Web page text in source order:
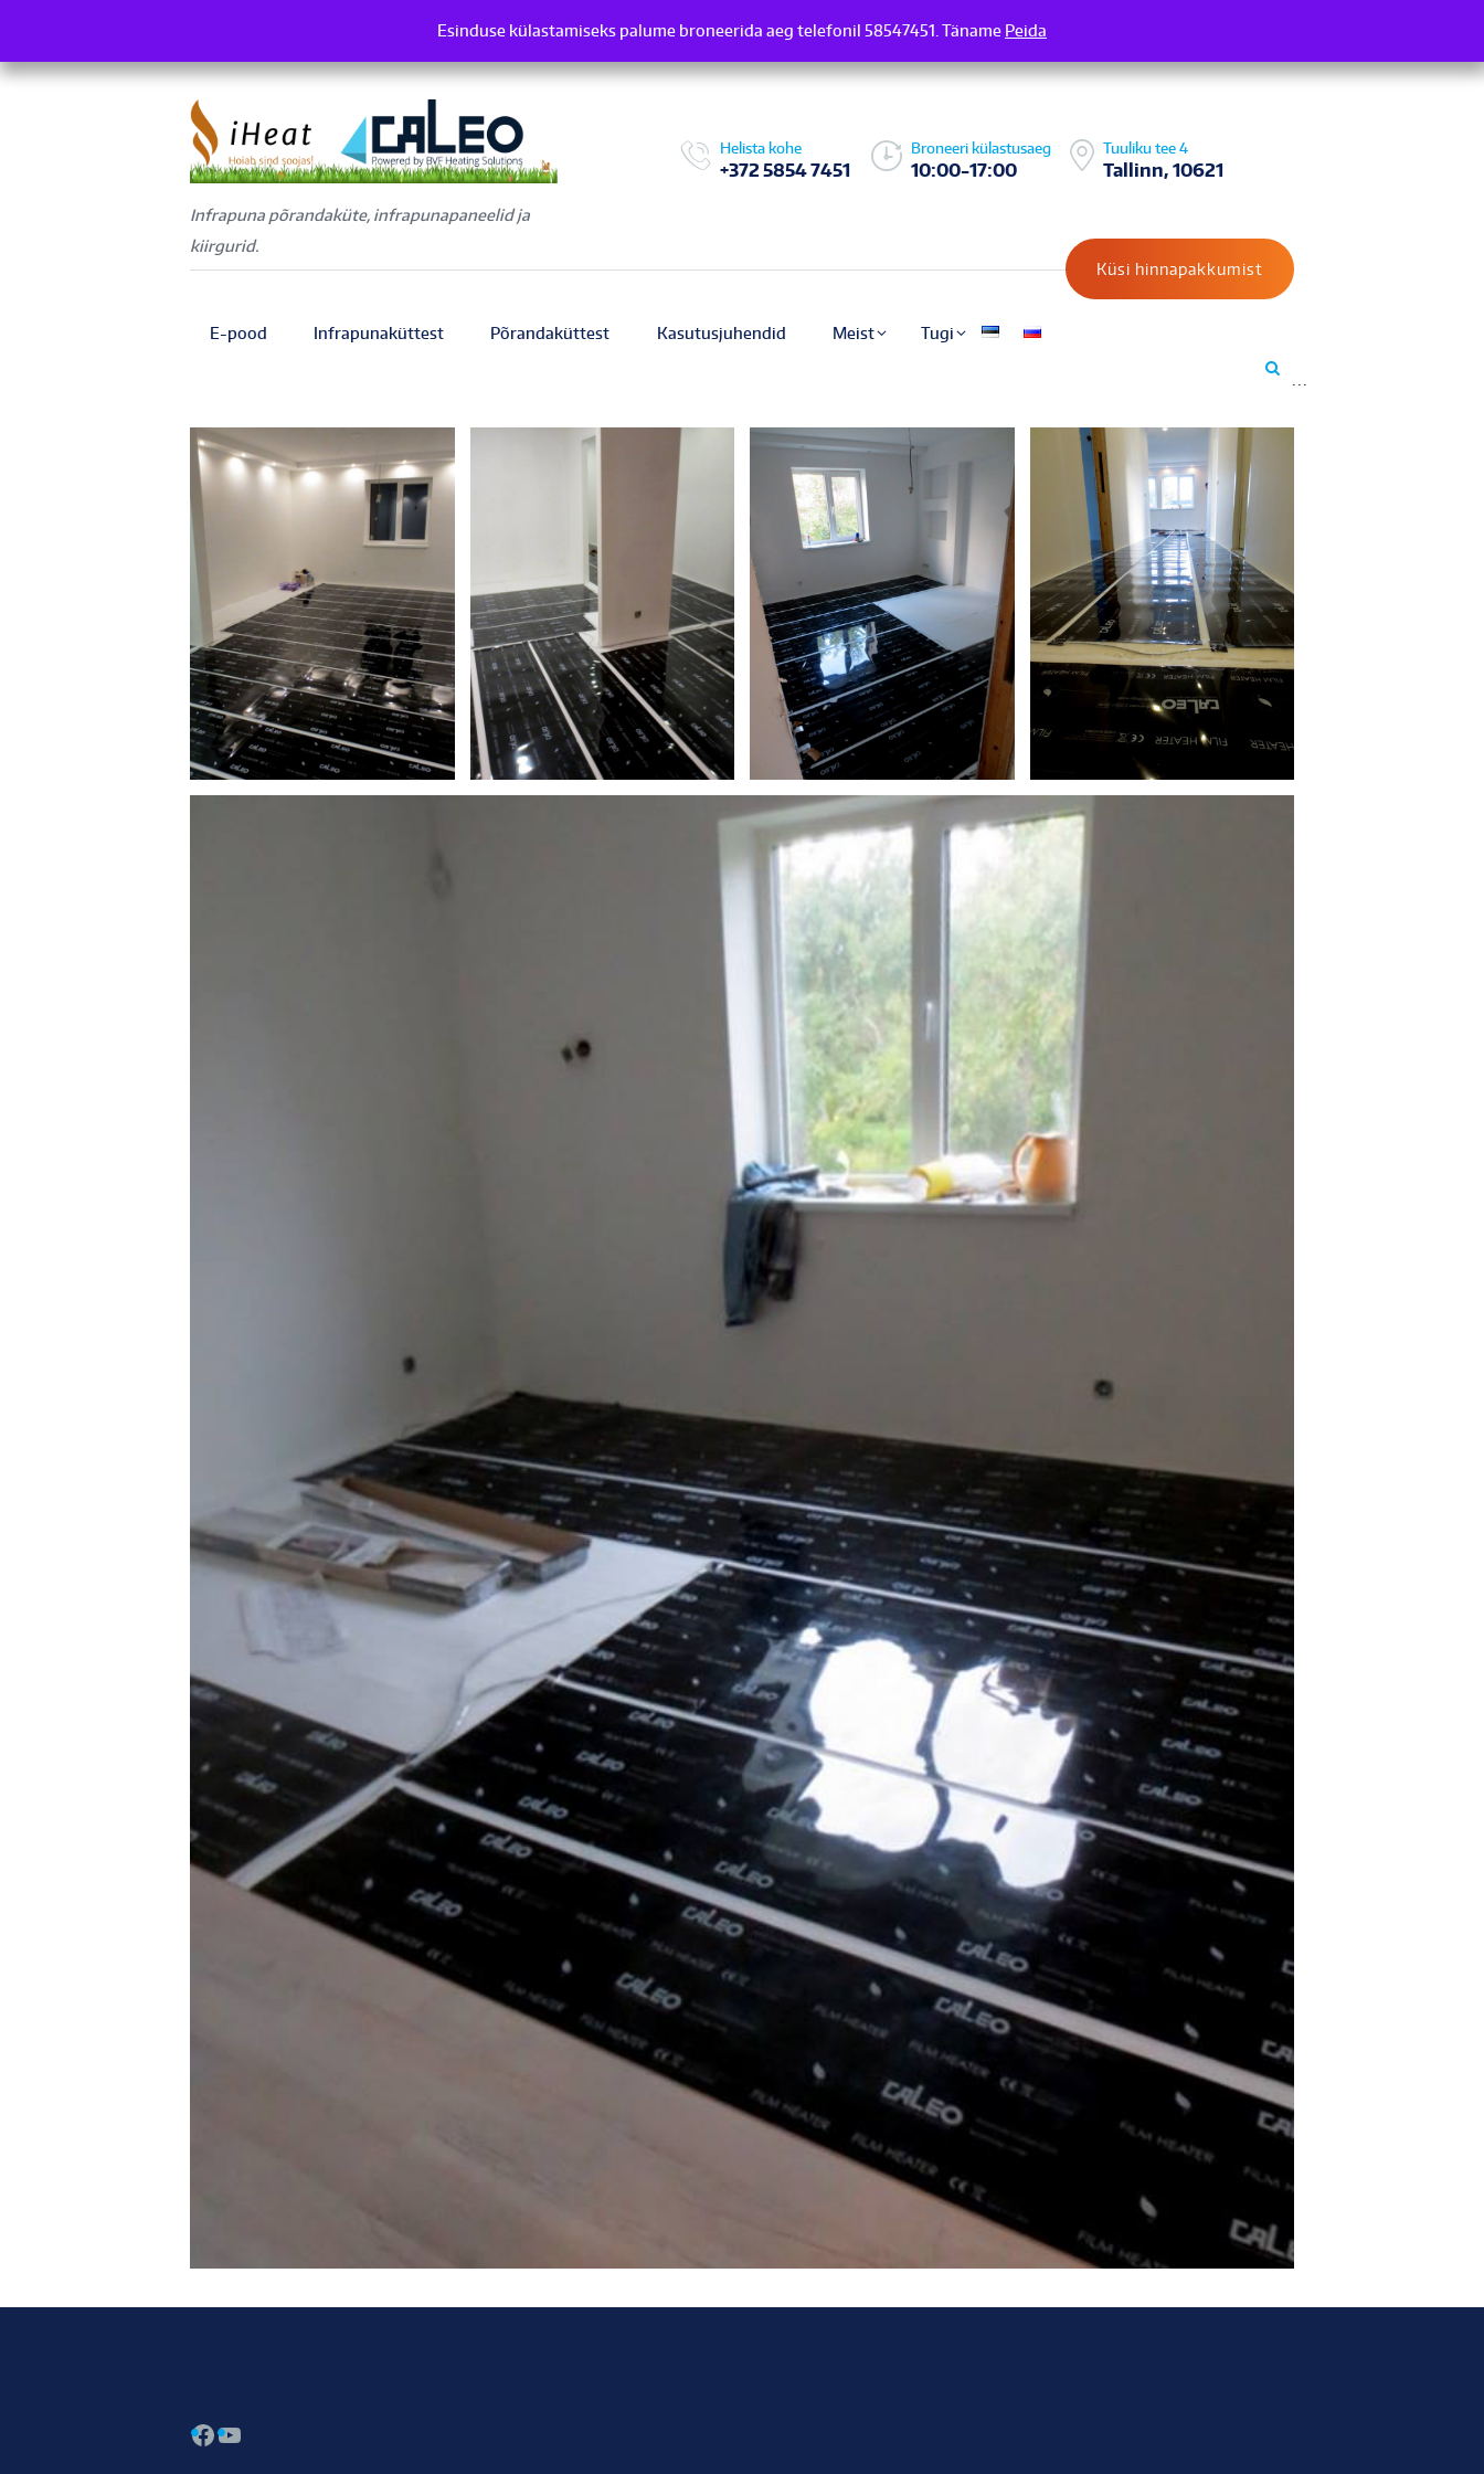
Infrapuna põrandaküte, infrapunapaneelid ja
kiirgurid.
Helista kohe
+372 5854 7451
Broneeri külastusaeg
10:00-17:00
Tuuliku tee 4
Tallinn, 10621
E-pood Infrapunaküttest Põrandaküttest Kasutusjuhendid Meist Tugi
Küsi hinnapakkumist
Facebook
YouTube
Esinduse külastamiseks palume broneerida aeg telefonil 58547451. Täname
Esinduse külastamiseks palume broneerida aeg telefonil 58547451. Täname Peida